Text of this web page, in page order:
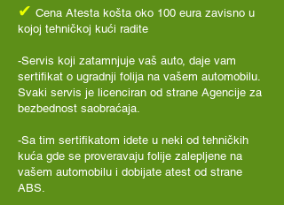
✔ Cena Atesta košta oko 100 eura zavisno u
kojoj tehničkoj kući radite
-Servis koji zatamnjuje vaš auto, daje vam
sertifikat o ugradnji folija na vašem automobilu.
Svaki servis je licenciran od strane Agencije za
bezbednost saobraćaja.
-Sa tim sertifikatom idete u neki od tehničkih
kuća gde se proveravaju folije zalepljene na
vašem automobilu i dobijate atest od strane
ABS.